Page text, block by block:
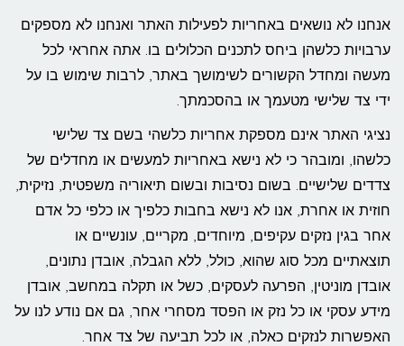
אנחנו לא נושאים באחריות לפעילות האתר ואנחנו לא מספקים
ערבויות כלשהן ביחס לתכנים הכלולים בו. אתה אחראי לכל
מעשה ומחדל הקשורים לשימושך באתר, לרבות שימוש בו על
ידי צד שלישי מטעמך או בהסכמתך.
נציגי האתר אינם מספקת אחריות כלשהי בשם צד שלישי
כלשהו, ומובהר כי לא נישא באחריות למעשים או מחדלים של
צדדים שלישיים. בשום נסיבות ובשום תיאוריה משפטית, נזיקית,
חוזית או אחרת, אנו לא נישא בחבות כלפיך או כלפי כל אדם
אחר בגין נזקים עקיפים, מיוחדים, מקריים, עונשיים או
תוצאתיים מכל סוג שהוא, כולל, ללא הגבלה, אובדן נתונים,
אובדן מוניטין, הפרעה לעסקים, כשל או תקלה במחשב, אובדן
מידע עסקי או כל נזק או הפסד מסחרי אחר, גם אם נודע לנו על
האפשרות לנזקים כאלה, או לכל תביעה של צד אחר.